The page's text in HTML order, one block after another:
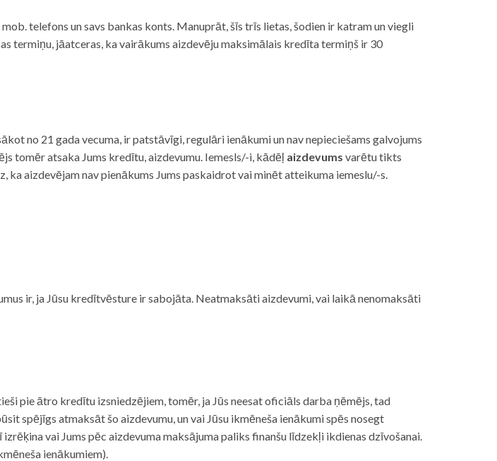
telefons un savs bankas konts. Manuprāt, šīs trīs lietas, šodien ir katram un viegli
termiņu, jāatceras, ka vairākums aizdevēju maksimālais kredīta termiņš ir 30
no 21 gada vecuma, ir patstāvīgi, regulāri ienākumi un nav nepieciešams galvojums
tomēr atsaka Jums kredītu, aizdevumu. Iemesls/-i, kādēļ aizdevums varētu tikts
aizdevējam nav pienākums Jums paskaidrot vai minēt atteikuma iemeslu/-s.
ir, ja Jūsu kredītvēsture ir sabojāta. Neatmaksāti aizdevumi, vai laikā nenomaksāti
pie ātro kredītu izsniedzējiem, tomēr, ja Jūs neesat oficiāls darba ņēmējs, tad
spējīgs atmaksāt šo aizdevumu, un vai Jūsu ikmēneša ienākumi spēs nosegt
vai Jums pēc aizdevuma maksājuma paliks finanšu līdzekļi ikdienas dzīvošanai.
ienākumiem).